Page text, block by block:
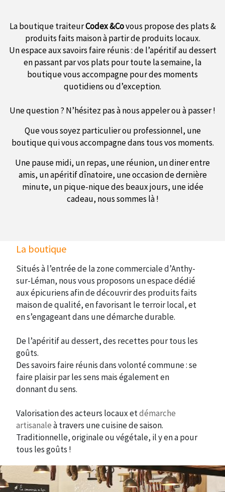
La boutique traiteurCodex &Covous propose des plats &
produits faits maison à partir de produits locaux.
Un espace aux savoirs faire réunis : de l’apéritif au dessert
en passant par vos plats pour toute la semaine, la
boutique vous accompagne pour des moments
quotidiens ou d’exception.
Une question ? N’hésitez pas à nous appeler ou à passer !
Que vous soyez particulier ou professionnel, une
boutique qui vous accompagne dans tous vos moments.
Une pause midi, un repas, une réunion, un diner entre
amis, un apéritif dînatoire, une occasion de dernière
minute, un pique-nique des beaux jours, une idée
cadeau, nous sommes là !
La boutique
Situés à l’entrée de la zone commerciale d’Anthy-
sur-Léman, nous vous proposons un espace dédié
aux épicuriens afin de découvrir des produits faits
maison de qualité, en favorisant le terroir local, et
en s’engageant dans une démarche durable.
De l’apéritif au dessert, des recettes pour tous les
goûts.
Des savoirs faire réunis dans volonté commune : se
faire plaisir par les sens mais également en
donnant du sens.
Valorisation des acteurs locaux etdémarche
artisanaleà travers une cuisine de saison.
Traditionnelle, originale ou végétale, il y en a pour
tous les goûts !